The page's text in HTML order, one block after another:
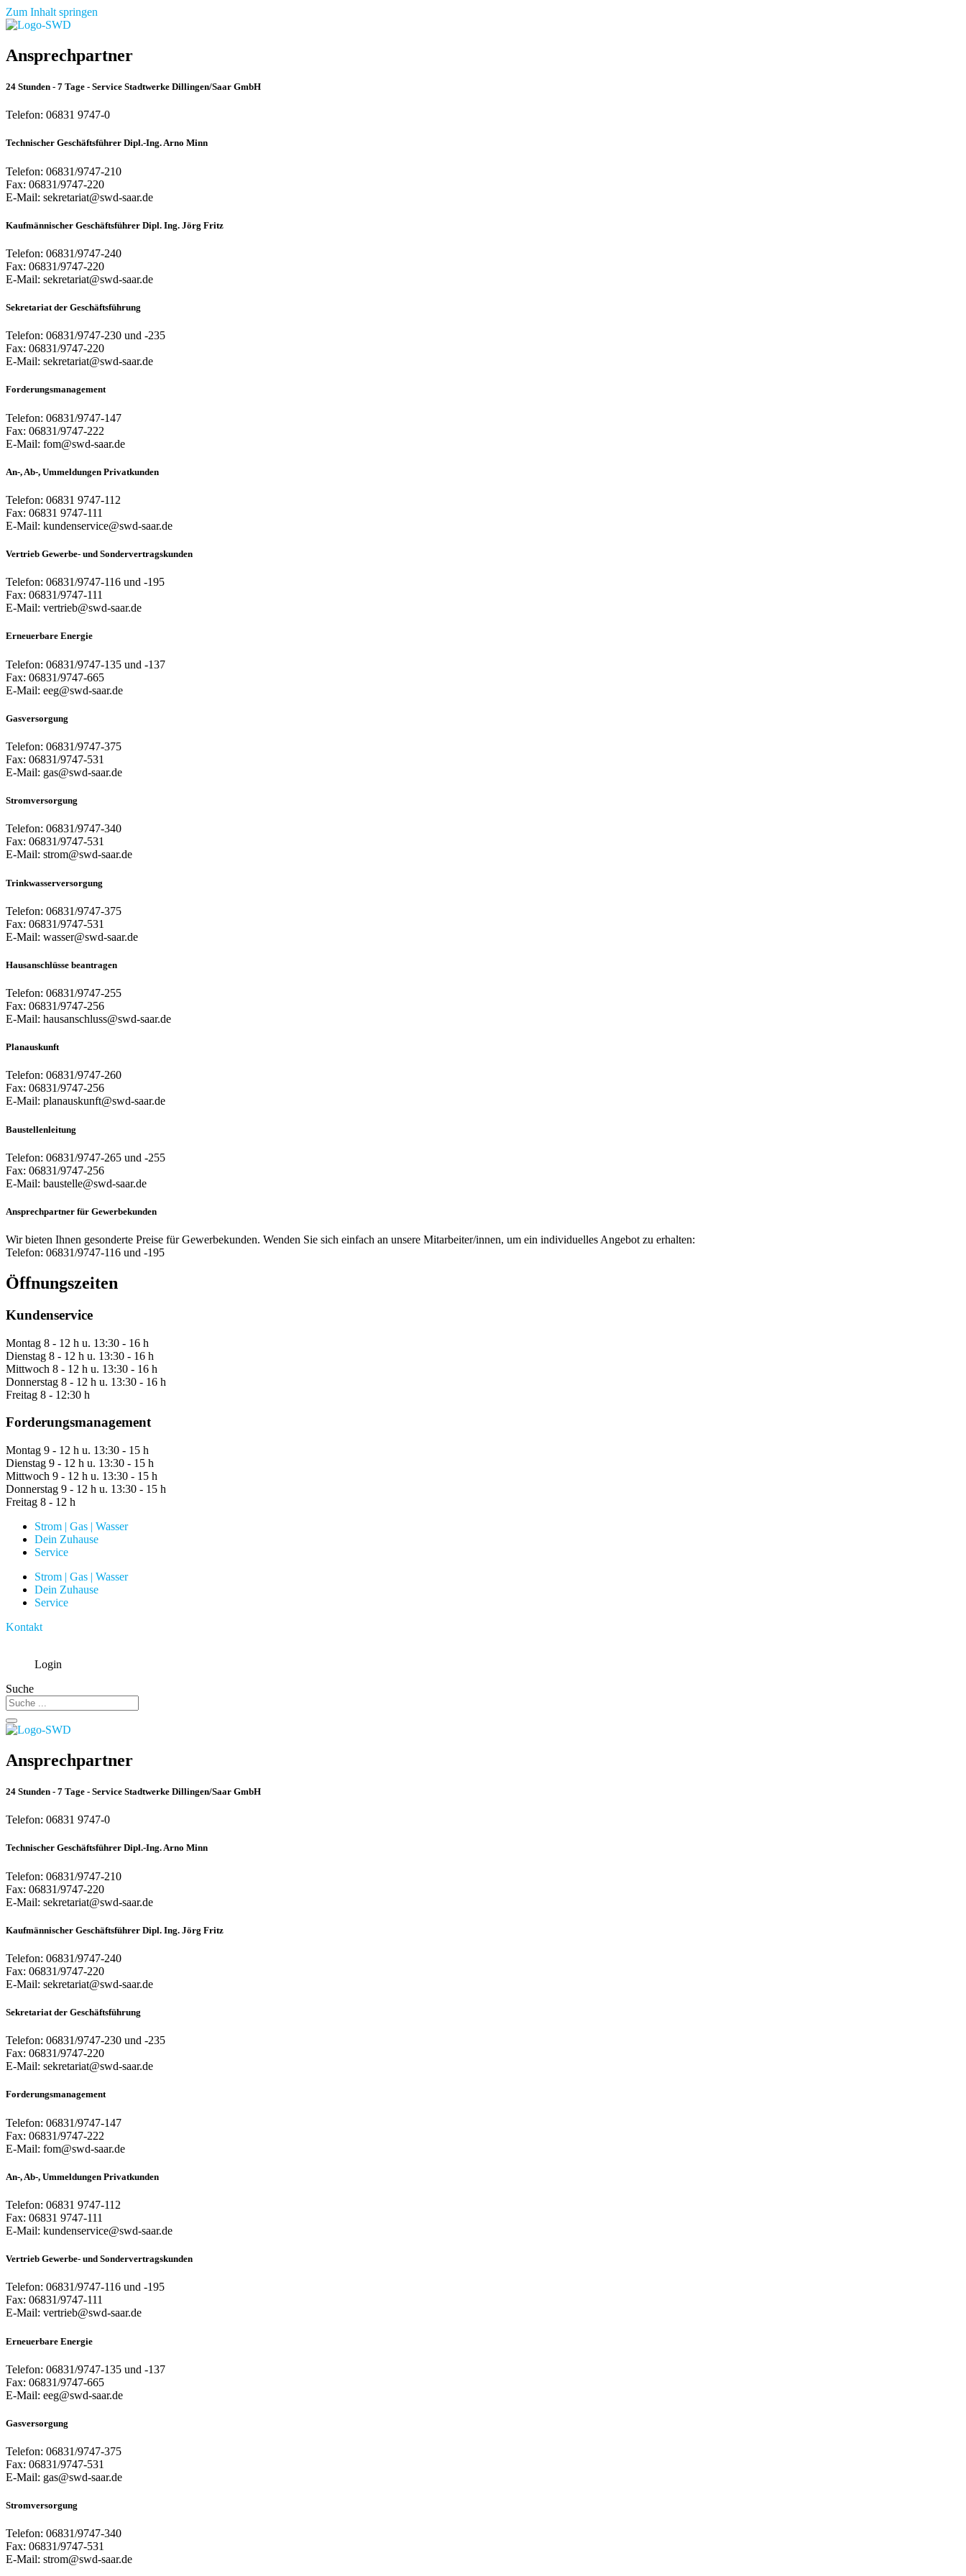
Zum Inhalt springen
Ansprechpartner
24 Stunden - 7 Tage - Service Stadtwerke Dillingen/Saar GmbH
Telefon: 06831 9747-0
Technischer Geschäftsführer Dipl.-Ing. Arno Minn
Telefon: 06831/9747-210
Fax: 06831/9747-220
E-Mail: sekretariat@swd-saar.de
Kaufmännischer Geschäftsführer Dipl. Ing. Jörg Fritz
Telefon: 06831/9747-240
Fax: 06831/9747-220
E-Mail: sekretariat@swd-saar.de
Sekretariat der Geschäftsführung
Telefon: 06831/9747-230 und -235
Fax: 06831/9747-220
E-Mail: sekretariat@swd-saar.de
Forderungsmanagement
Telefon: 06831/9747-147
Fax: 06831/9747-222
E-Mail: fom@swd-saar.de
An-, Ab-, Ummeldungen Privatkunden
Telefon: 06831 9747-112
Fax: 06831 9747-111
E-Mail: kundenservice@swd-saar.de
Vertrieb Gewerbe- und Sondervertragskunden
Telefon: 06831/9747-116 und -195
Fax: 06831/9747-111
E-Mail: vertrieb@swd-saar.de
Erneuerbare Energie
Telefon: 06831/9747-135 und -137
Fax: 06831/9747-665
E-Mail: eeg@swd-saar.de
Gasversorgung
Telefon: 06831/9747-375
Fax: 06831/9747-531
E-Mail: gas@swd-saar.de
Stromversorgung
Telefon: 06831/9747-340
Fax: 06831/9747-531
E-Mail: strom@swd-saar.de
Trinkwasserversorgung
Telefon: 06831/9747-375
Fax: 06831/9747-531
E-Mail: wasser@swd-saar.de
Hausanschlüsse beantragen
Telefon: 06831/9747-255
Fax: 06831/9747-256
E-Mail: hausanschluss@swd-saar.de
Planauskunft
Telefon: 06831/9747-260
Fax: 06831/9747-256
E-Mail: planauskunft@swd-saar.de
Baustellenleitung
Telefon: 06831/9747-265 und -255
Fax: 06831/9747-256
E-Mail: baustelle@swd-saar.de
Ansprechpartner für Gewerbekunden
Wir bieten Ihnen gesonderte Preise für Gewerbekunden. Wenden Sie sich einfach an unsere Mitarbeiter/innen, um ein individuelles Angebot zu erhalten:
Telefon: 06831/9747-116 und -195
Öffnungszeiten
Kundenservice
Montag 8 - 12 h u. 13:30 - 16 h
Dienstag 8 - 12 h u. 13:30 - 16 h
Mittwoch 8 - 12 h u. 13:30 - 16 h
Donnerstag 8 - 12 h u. 13:30 - 16 h
Freitag 8 - 12:30 h
Forderungsmanagement
Montag 9 - 12 h u. 13:30 - 15 h
Dienstag 9 - 12 h u. 13:30 - 15 h
Mittwoch 9 - 12 h u. 13:30 - 15 h
Donnerstag 9 - 12 h u. 13:30 - 15 h
Freitag 8 - 12 h
Strom | Gas | Wasser
Dein Zuhause
Service
Strom | Gas | Wasser
Dein Zuhause
Service
Kontakt
Login
Suche
Ansprechpartner
24 Stunden - 7 Tage - Service Stadtwerke Dillingen/Saar GmbH
Telefon: 06831 9747-0
Technischer Geschäftsführer Dipl.-Ing. Arno Minn
Telefon: 06831/9747-210
Fax: 06831/9747-220
E-Mail: sekretariat@swd-saar.de
Kaufmännischer Geschäftsführer Dipl. Ing. Jörg Fritz
Telefon: 06831/9747-240
Fax: 06831/9747-220
E-Mail: sekretariat@swd-saar.de
Sekretariat der Geschäftsführung
Telefon: 06831/9747-230 und -235
Fax: 06831/9747-220
E-Mail: sekretariat@swd-saar.de
Forderungsmanagement
Telefon: 06831/9747-147
Fax: 06831/9747-222
E-Mail: fom@swd-saar.de
An-, Ab-, Ummeldungen Privatkunden
Telefon: 06831 9747-112
Fax: 06831 9747-111
E-Mail: kundenservice@swd-saar.de
Vertrieb Gewerbe- und Sondervertragskunden
Telefon: 06831/9747-116 und -195
Fax: 06831/9747-111
E-Mail: vertrieb@swd-saar.de
Erneuerbare Energie
Telefon: 06831/9747-135 und -137
Fax: 06831/9747-665
E-Mail: eeg@swd-saar.de
Gasversorgung
Telefon: 06831/9747-375
Fax: 06831/9747-531
E-Mail: gas@swd-saar.de
Stromversorgung
Telefon: 06831/9747-340
Fax: 06831/9747-531
E-Mail: strom@swd-saar.de